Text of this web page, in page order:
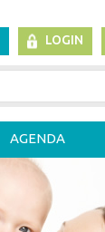
LOGIN
AGENDA